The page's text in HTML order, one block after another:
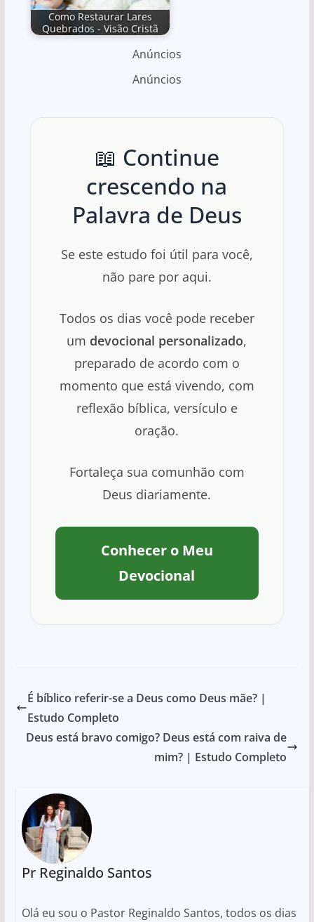
Como Restaurar Lares
Quebrados - Visão Cristã
Anúncios
Anúncios
📖 Continue
crescendo na
Palavra de Deus
Se este estudo foi útil para você,
não pare por aqui.
Todos os dias você pode receber
um devocional personalizado,
preparado de acordo com o
momento que está vivendo, com
reflexão bíblica, versículo e
oração.
Fortaleça sua comunhão com
Deus diariamente.
Conhecer o Meu
Devocional
É bíblico referir-se a Deus como Deus mãe? |
Estudo Completo
Deus está bravo comigo? Deus está com raiva de
mim? | Estudo Completo
Pr Reginaldo Santos
Olá eu sou o Pastor Reginaldo Santos, todos os dias